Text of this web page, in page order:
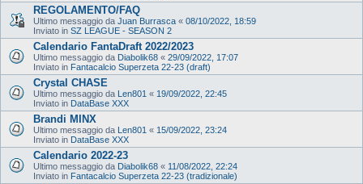
REGOLAMENTO/FAQ
Ultimo messaggio da Juan Burrasca « 08/10/2022, 18:59
Inviato in SZ LEAGUE - SEASON 2
Calendario FantaDraft 2022/2023
Ultimo messaggio da Diabolik68 « 29/09/2022, 17:07
Inviato in Fantacalcio Superzeta 22-23 (draft)
Crystal CHASE
Ultimo messaggio da Len801 « 19/09/2022, 22:45
Inviato in DataBase XXX
Brandi MINX
Ultimo messaggio da Len801 « 15/09/2022, 23:24
Inviato in DataBase XXX
Calendario 2022-23
Ultimo messaggio da Diabolik68 « 11/08/2022, 22:24
Inviato in Fantacalcio Superzeta 22-23 (tradizionale)